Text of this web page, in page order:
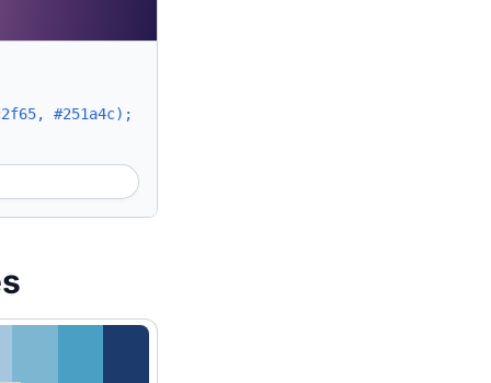
#251a4c);